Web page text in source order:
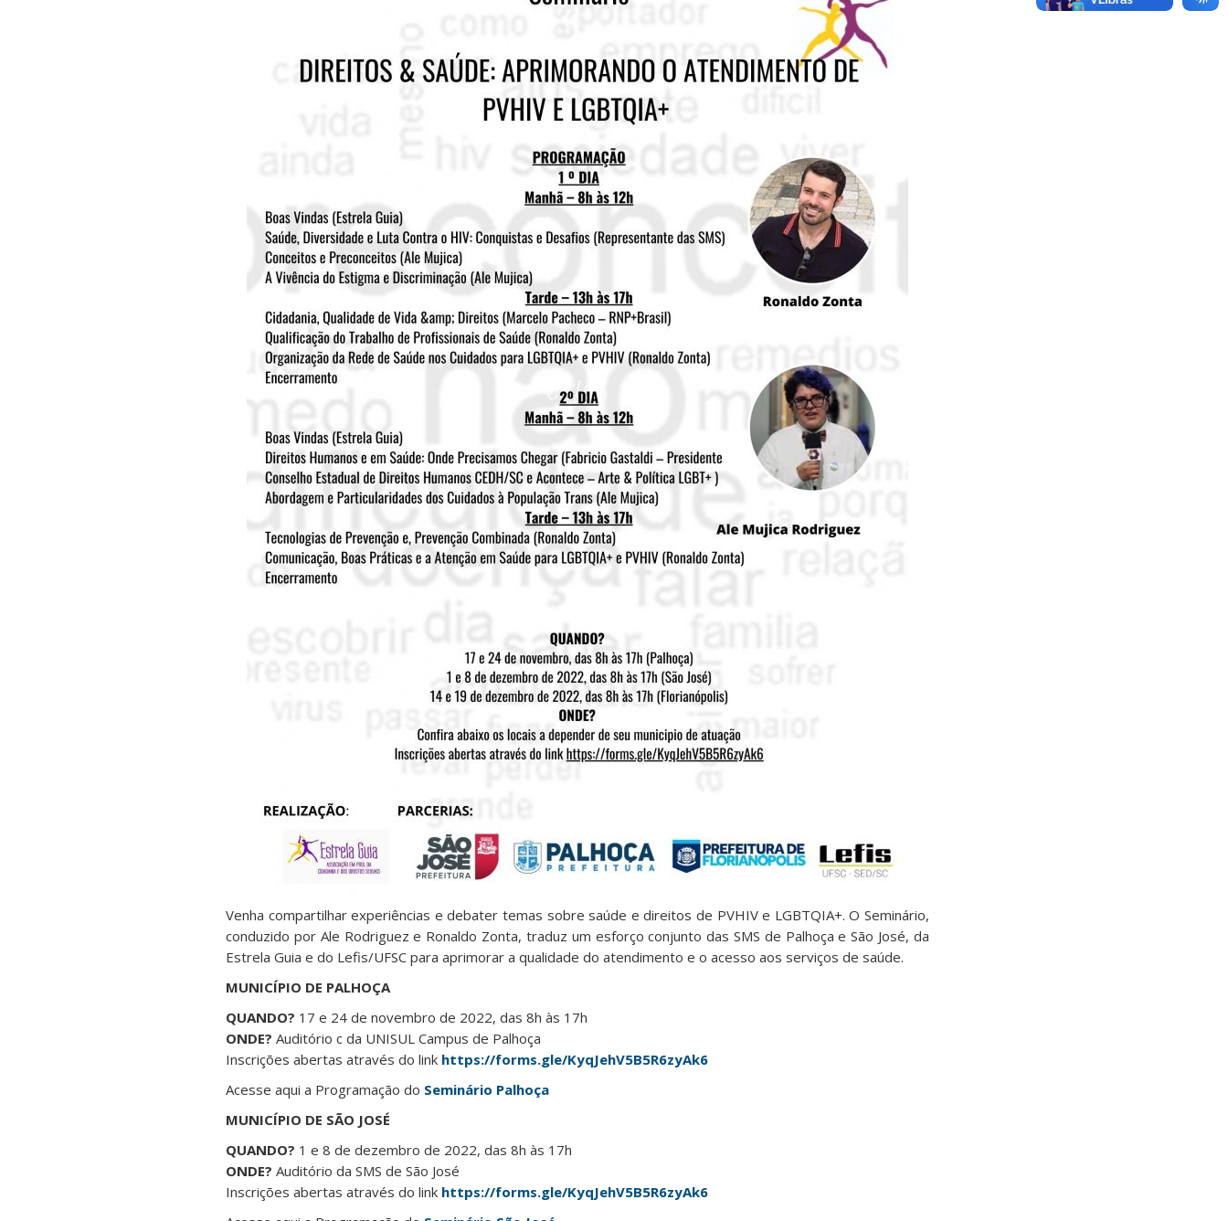
Venha compartilhar experiências e debater temas sobre saúde e direitos de PVHIV e LGBTQIA+. O Seminário,
conduzido por Ale Rodriguez e Ronaldo Zonta, traduz um esforço conjunto das SMS de Palhoça e São José, da
Estrela Guia e do Lefis/UFSC para aprimorar a qualidade do atendimento e o acesso aos serviços de saúde.
MUNICÍPIO DE PALHOÇA
QUANDO? 17 e 24 de novembro de 2022, das 8h às 17h
ONDE? Auditório c da UNISUL Campus de Palhoça
Inscrições abertas através do link https://forms.gle/KyqJehV5B5R6zyAk6
Acesse aqui a Programação do Seminário Palhoça
MUNICÍPIO DE SÃO JOSÉ
QUANDO? 1 e 8 de dezembro de 2022, das 8h às 17h
ONDE? Auditório da SMS de São José
Inscrições abertas através do link https://forms.gle/KyqJehV5B5R6zyAk6